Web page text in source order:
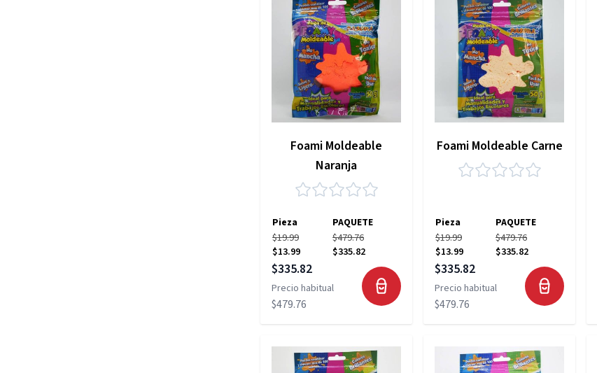
Foami Moldeable
Naranja
Pieza
PAQUETE
$19.99
$13.99
$479.76
$335.82
Precio especial
$335.82
Precio habitual
$479.76
Foami Moldeable Carne
Pieza
PAQUETE
$19.99
$13.99
$479.76
$335.82
Precio especial
$335.82
Precio habitual
$479.76